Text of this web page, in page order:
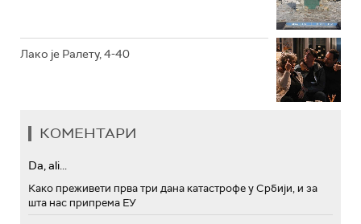
Лако је Ралету, 4-40
КОМЕНТАРИ
Da, ali...
Како преживети прва три дана катастрофе у Србији, и за
шта нас припрема ЕУ